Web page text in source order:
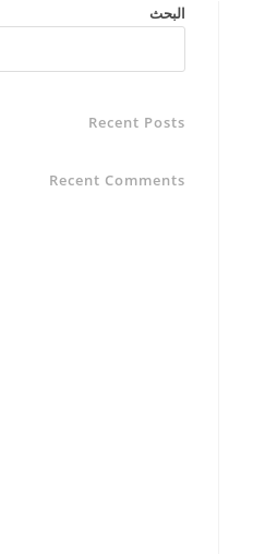
البحث
Recent Posts
Recent Comments